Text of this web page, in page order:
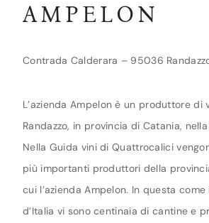
AMPELON
Contrada Calderara – 95036
L’azienda Ampelon è un produttore di
Randazzo, in provincia di Catania,
Nella Guida vini di Quattrocalici
più importanti produttori della
cui l’azienda Ampelon. In questa
d’Italia vi sono centinaia di cantine e